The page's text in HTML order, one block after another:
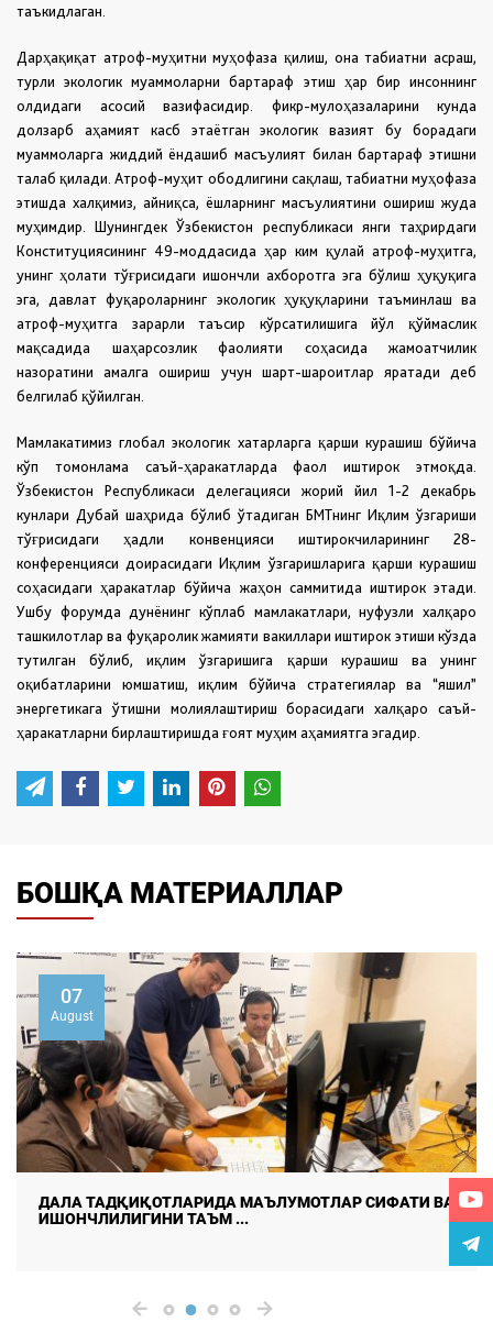
таъкидлаган.
Дарҳақиқат атроф-муҳитни муҳофаза қилиш, она табиатни асраш,
турли экологик муаммоларни бартараф этиш ҳар бир инсоннинг
олдидаги асосий вазифасидир. фикр-мулоҳазаларини кунда
долзарб аҳамият касб этаётган экологик вазият бу борадаги
муаммоларга жиддий ёндашиб масъулият билан бартараф этишни
талаб қилади. Атроф-муҳит ободлигини сақлаш, табиатни муҳофаза
этишда халқимиз, айниқса, ёшларнинг масъулиятини ошириш жуда
муҳимдир. Шунингдек Ўзбекистон республикаси янги таҳрирдаги
Конституциясининг 49-моддасида ҳар ким қулай атроф-муҳитга,
унинг ҳолати тўғрисидаги ишончли ахборотга эга бўлиш ҳуқуқига
эга, давлат фуқароларнинг экологик ҳуқуқларини таъминлаш ва
атроф-муҳитга зарарли таъсир кўрсатилишига йўл қўймаслик
мақсадида шаҳарсозлик фаолияти соҳасида жамоатчилик
назоратини амалга ошириш учун шарт-шароитлар яратади деб
белгилаб қўйилган.
Мамлакатимиз глобал экологик хатарларга қарши курашиш бўйича
кўп томонлама саъй-ҳаракатларда фаол иштирок этмоқда.
Ўзбекистон Республикаси делегацияси жорий йил 1-2 декабрь
кунлари Дубай шаҳрида бўлиб ўтадиган БМТнинг Иқлим ўзгариши
тўғрисидаги ҳадли конвенцияси иштирокчиларининг 28-
конференцияси доирасидаги Иқлим ўзгаришларига қарши курашиш
соҳасидаги ҳаракатлар бўйича жаҳон саммитида иштирок этади.
Ушбу форумда дунёнинг кўплаб мамлакатлари, нуфузли халқаро
ташкилотлар ва фуқаролик жамияти вакиллари иштирок этиши кўзда
тутилган бўлиб, иқлим ўзгаришига қарши курашиш ва унинг
оқибатларини юмшатиш, иқлим бўйича стратегиялар ва “яшил”
энергетикага ўтишни молиялаштириш борасидаги халқаро саъй-
ҳаракатларни бирлаштиришда ғоят муҳим аҳамиятга эгадир.
БОШҚА МАТЕРИАЛЛАР
07
August
ДАЛА ТАДҚИҚОТЛАРИДА МАЪЛУМОТЛАР СИФАТИ ВА
ИШОНЧЛИЛИГИНИ ТАЪМ ...